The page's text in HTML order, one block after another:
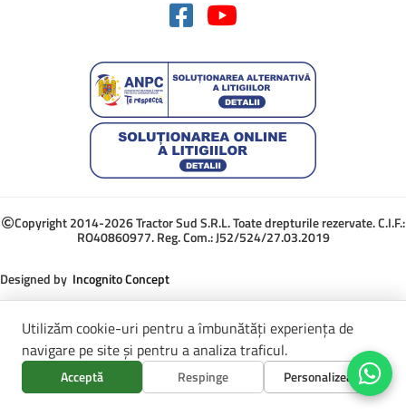
Utilizăm cookie-uri pentru a îmbunătăți experiența de
navigare pe site și pentru a analiza traficul.
Acceptă Respinge Personalizează
Copyright 2014-2026 Tractor Sud S.R.L. Toate drepturile rezervate. C.I.F.:
RO40860977. Reg. Com.: J52/524/27.03.2019
Designed by Incognito Concept